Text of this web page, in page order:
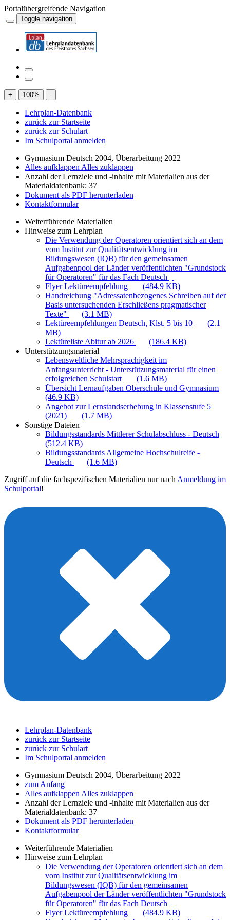
Portalübergreifende Navigation
Toggle navigation
+ 100% -
Lehrplan-Datenbank
zurück zur Startseite
zurück zur Schulart
Im Schulportal anmelden
Gymnasium Deutsch 2004, Überarbeitung 2022
Alles aufklappen Alles zuklappen
Anzahl der Lernziele und -inhalte mit Materialien aus der
Materialdatenbank: 37
Dokument als PDF herunterladen
Kontaktformular
Weiterführende Materialien
Hinweise zum Lehrplan
Die Verwendung der Operatoren orientiert sich an dem
vom Institut zur Qualitätsentwicklung im
Bildungswesen (IQB) für den gemeinsamen
Aufgabenpool der Länder veröffentlichten "Grundstock
für Operatoren" für das Fach Deutsch
Flyer Lektüreempfehlung
(484.9 KB)
Handreichung "Adressatenbezogenes Schreiben auf der
Basis untersuchenden Erschließens pragmatischer
Texte"
(3.1 MB)
Lektüreempfehlungen Deutsch, Klst. 5 bis 10
(2.1
MB)
Lektüreliste Abitur ab 2026
(186.4 KB)
Unterstützungsmaterial
Lebensweltliche Mehrsprachigkeit im
Anfangsunterricht - Unterstützungsmaterial für einen
erfolgreichen Schulstart
(1.6 MB)
Übersicht Lernaufgaben Oberschule und Gymnasium
(46.9 KB)
Angebot zur Lernstandserhebung in Klassenstufe 5
(2021)
(1.7 MB)
Sonstige Dateien
Bildungsstandards Mittlerer Schulabschluss - Deutsch
(512.4 KB)
Bildungsstandards Allgemeine Hochschulreife -
Deutsch
(1.6 MB)
Zugriff auf die fachspezifischen Materialien nur nach Anmeldung im
Schulportal!
Lehrplan-Datenbank
zurück zur Startseite
zurück zur Schulart
Im Schulportal anmelden
Gymnasium Deutsch 2004, Überarbeitung 2022
zum Anfang
Alles aufklappen Alles zuklappen
Anzahl der Lernziele und -inhalte mit Materialien aus der
Materialdatenbank: 37
Dokument als PDF herunterladen
Kontaktformular
Weiterführende Materialien
Hinweise zum Lehrplan
Die Verwendung der Operatoren orientiert sich an dem
vom Institut zur Qualitätsentwicklung im
Bildungswesen (IQB) für den gemeinsamen
Aufgabenpool der Länder veröffentlichten "Grundstock
für Operatoren" für das Fach Deutsch
Flyer Lektüreempfehlung
(484.9 KB)